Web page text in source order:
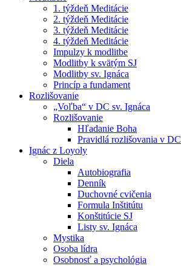
1. týždeň Meditácie
2. týždeň Meditácie
3. týždeň Meditácie
4. týždeň Meditácie
Impulzy k modlitbe
Modlitby k svätým SJ
Modlitby sv. Ignáca
Princíp a fundament
Rozlišovanie
„Voľba“ v DC sv. Ignáca
Rozlišovanie
Hľadanie Boha
Pravidlá rozlišovania v DC
Ignác z Loyoly
Diela
Autobiografia
Denník
Duchovné cvičenia
Formula Inštitútu
Konštitúcie SJ
Listy sv. Ignáca
Mystika
Osoba lídra
Osobnosť a psychológia